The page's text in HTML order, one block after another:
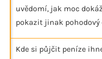
uvědomí, jak moc
pokazit jinak pohodový
Kde si půjčit peníze